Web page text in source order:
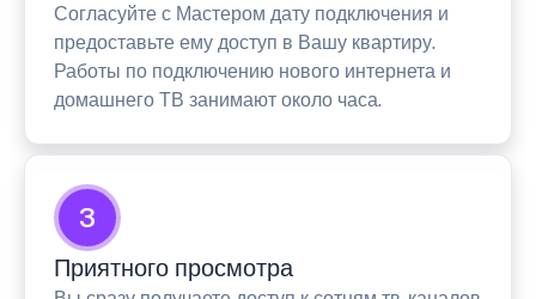
Согласуйте с Мастером дату подключения и
предоставьте ему доступ в Вашу квартиру.
Работы по подключению нового интернета и
домашнего ТВ занимают около часа.
3
Приятного просмотра